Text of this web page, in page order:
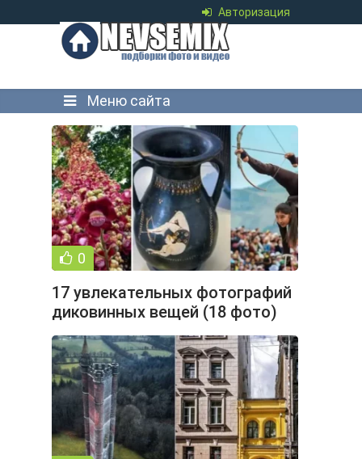
Авторизация
Меню сайта
0
17 увлекательных фотографий
диковинных вещей (18 фото)